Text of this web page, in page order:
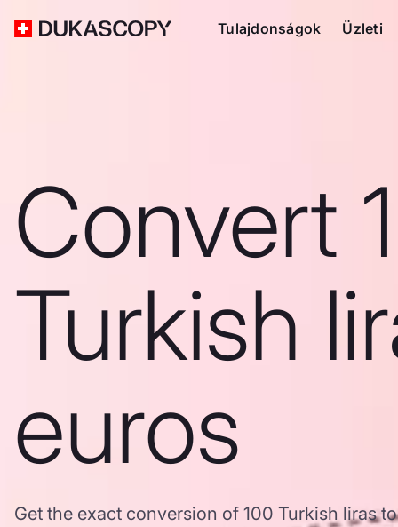
Tulajdonságok Üzleti
Convert
Turkish
euros
Get the exact conversion of 100 Turkish liras